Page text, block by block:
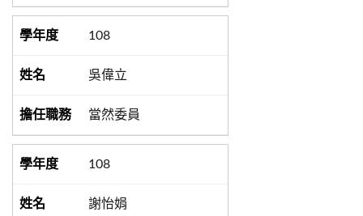
108
吳偉立
當然委員
108
謝怡娟